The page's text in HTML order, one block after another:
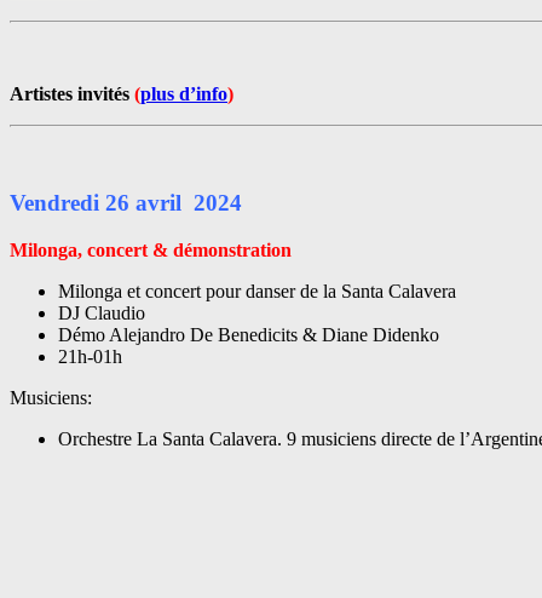
Artistes invités (plus d’info)
Vendredi 26 avril 2024
Milonga, concert & démonstration
Milonga et concert pour danser de la Santa Calavera
DJ Claudio
Démo Alejandro De Benedicits & Diane Didenko
21h-01h
Musiciens:
Orchestre La Santa Calavera. 9 musiciens directe de